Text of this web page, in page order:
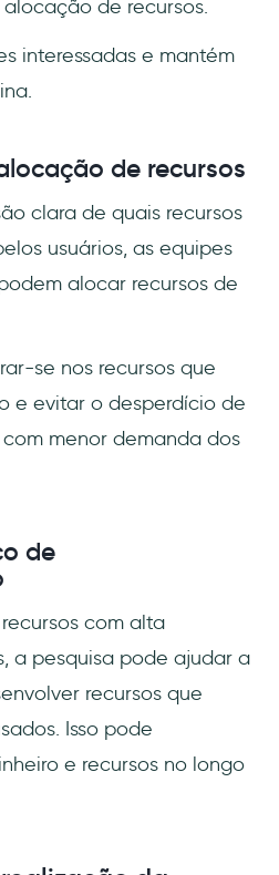
de recursos.
interessadas e mantém
de recursos
clara de quais recursos
usuários, as equipes
alocar recursos de
se nos recursos que
e evitar o desperdício de
menor demanda dos
de
com alta
a pesquisa pode ajudar a
recursos que
Isso pode
e recursos no longo